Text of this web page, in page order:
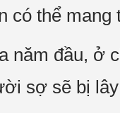
có thể mang
năm đầu, ở
sợ sẽ bị